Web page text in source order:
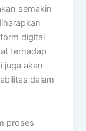
semakin
digital
terhadap
juga akan
dalam
proses